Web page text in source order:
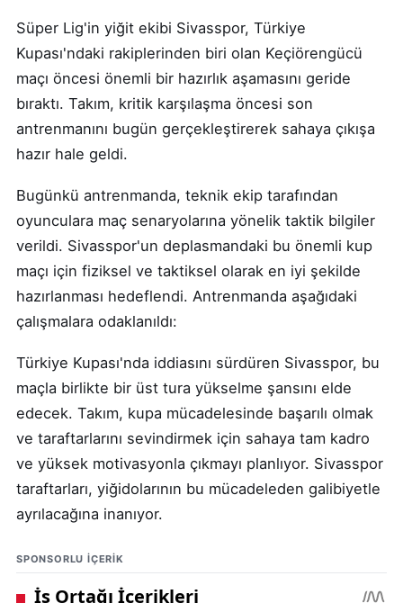
Süper Lig'in yiğit ekibi Sivasspor, Türkiye
Kupası'ndaki rakiplerinden biri olan Keçiörengücü
maçı öncesi önemli bir hazırlık aşamasını geride
bıraktı. Takım, kritik karşılaşma öncesi son
antrenmanını bugün gerçekleştirerek sahaya çıkışa
hazır hale geldi.
Bugünkü antrenmanda, teknik ekip tarafından
oyunculara maç senaryolarına yönelik taktik bilgiler
verildi. Sivasspor'un deplasmandaki bu önemli kup
maçı için fiziksel ve taktiksel olarak en iyi şekilde
hazırlanması hedeflendi. Antrenmanda aşağıdaki
çalışmalara odaklanıldı:
Türkiye Kupası'nda iddiasını sürdüren Sivasspor, bu
maçla birlikte bir üst tura yükselme şansını elde
edecek. Takım, kupa mücadelesinde başarılı olmak
ve taraftarlarını sevindirmek için sahaya tam kadro
ve yüksek motivasyonla çıkmayı planlıyor. Sivasspor
taraftarları, yiğidolarının bu mücadeleden galibiyetle
ayrılacağına inanıyor.
SPONSORLU IÇERIK